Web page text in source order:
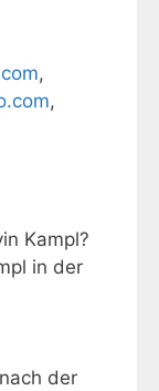
,
,
Kampl?
in der
der